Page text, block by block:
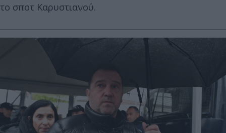
το σποτ Καρυστιανού.